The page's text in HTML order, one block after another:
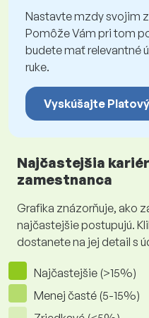
Nastavte mzdy svojim
Pomôže Vám pri tom
budete mať relevantné
ruke.
Vyskúšajte
Najčastejšia
zamestnanca
Grafika znázorňuje, ako
najčastejšie postupujú.
dostanete na jej detail s
Najčastejšie (>15%)
Menej časté (5-15%)